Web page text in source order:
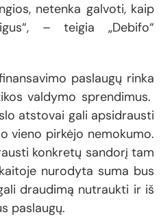
netenka galvoti, kaip
– teigia „Debifo“
paslaugų rinka
valdymo sprendimus.
atstovai gali apsidrausti
vieno pirkėjo nemokumo.
konkretų sandorį tam
nurodyta suma bus
draudimą nutraukti ir iš
paslaugų.